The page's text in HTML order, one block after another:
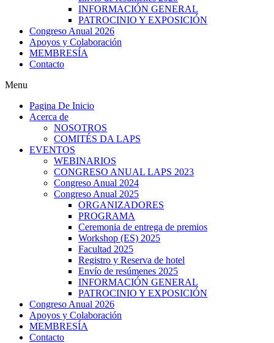
INFORMACIÓN GENERAL
PATROCINIO Y EXPOSICIÓN
Congreso Anual 2026
Apoyos y Colaboración
MEMBRESÍA
Contacto
Menu
Pagina De Inicio
Acerca de
NOSOTROS
COMITÉS DA LAPS
EVENTOS
WEBINARIOS
CONGRESO ANUAL LAPS 2023
Congreso Anual 2024
Congreso Anual 2025
ORGANIZADORES
PROGRAMA
Ceremonia de entrega de premios
Workshop (ES) 2025
Facultad 2025
Registro y Reserva de hotel
Envío de resúmenes 2025
INFORMACIÓN GENERAL
PATROCINIO Y EXPOSICIÓN
Congreso Anual 2026
Apoyos y Colaboración
MEMBRESÍA
Contacto